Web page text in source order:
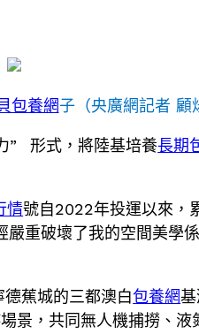
包養網子（央廣網記者 顧
” 形式，將陸基培養長期
情號自2022年投運以來，
嚴重破壞了我的空間美學
德蕉城的三都澳白包養網
景，共同無人機捕撈、